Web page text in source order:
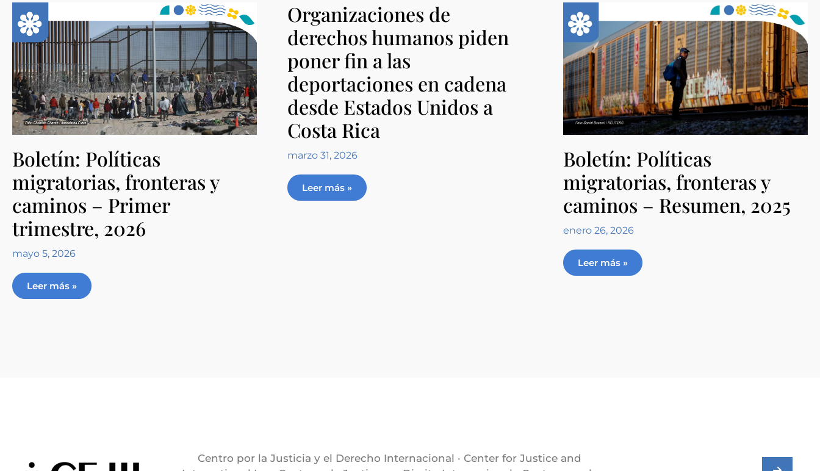
Boletín: Políticas
migratorias, fronteras y
caminos – Primer
trimestre, 2026
mayo 5, 2026
Leer más »
Organizaciones de
derechos humanos piden
poner fin a las
deportaciones en cadena
desde Estados Unidos a
Costa Rica
marzo 31, 2026
Leer más »
Boletín: Políticas
migratorias, fronteras y
caminos – Resumen, 2025
enero 26, 2026
Leer más »
Centro por la Justicia y el Derecho Internacional · Center for Justice and